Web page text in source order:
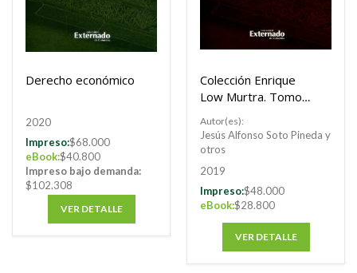
Derecho económico
2020
Impreso:$68.000
eBook:$40.800
Impreso bajo demanda:
$102.308
VER DETALLE
Colección Enrique
Low Murtra. Tomo
XII. Derecho
Económico
Autor(es):
Jesús Alfonso Soto Pineda y
otros
2019
Impreso:$48.000
eBook:$28.800
VER DETALLE